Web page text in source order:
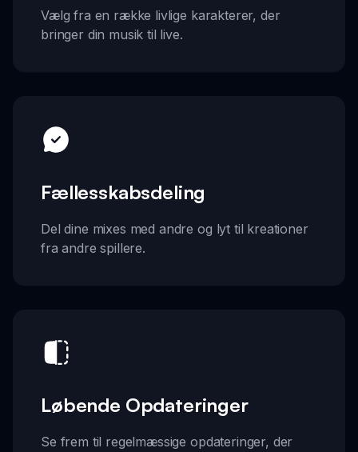
Vælg fra en række livlige karakterer, der
bringer din musik til live.
Fællesskabsdeling
Del dine mixes med andre og lyt til kreationer
fra andre spillere.
Løbende Opdateringer
Se frem til regelmæssige opdateringer, der